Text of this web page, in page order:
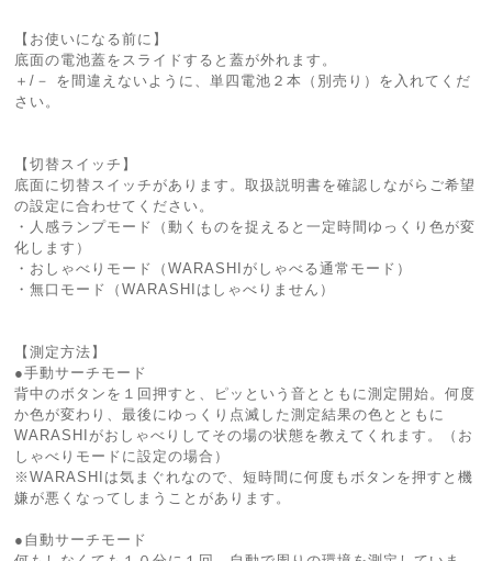
【お使いになる前に】
底面の電池蓋をスライドすると蓋が外れます。
＋/－ を間違えないように、単四電池２本（別売り）を入れてくだ
さい。
【切替スイッチ】
底面に切替スイッチがあります。取扱説明書を確認しながらご希望
の設定に合わせてください。
・人感ランプモード（動くものを捉えると一定時間ゆっくり色が変
化します）
・おしゃべりモード（WARASHIがしゃべる通常モード）
・無口モード（WARASHIはしゃべりません）
【測定方法】
●手動サーチモード
背中のボタンを１回押すと、ピッという音とともに測定開始。何度
か色が変わり、最後にゆっくり点滅した測定結果の色とともに
WARASHIがおしゃべりしてその場の状態を教えてくれます。（お
しゃべりモードに設定の場合）
※WARASHIは気まぐれなので、短時間に何度もボタンを押すと機
嫌が悪くなってしまうことがあります。
●自動サーチモード